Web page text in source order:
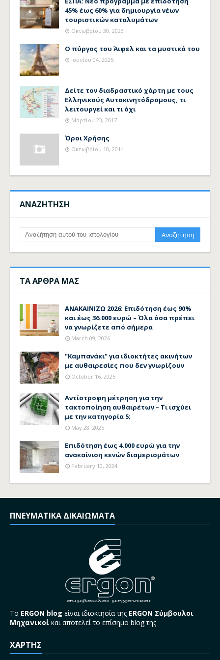
45% έως 60% για δημιουργία νέων
τουριστικών καταλυμάτων
Οκτωβρίου 30, 2023
Ο πύργος του Άιφελ και τα μυστικά του
Ιουνίου 04, 2025
Δείτε τον διαδραστικό χάρτη με τους
Ελληνικούς Αυτοκινητόδρομους, τι
λειτουργεί και τι όχι
Μαρτίου 23, 2017
Όροι Χρήσης
Οκτωβρίου 10, 2014
ΑΝΑΖΗΤΗΣΗ
ΤΑ ΑΡΘΡΑ ΜΑΣ
ΑΝΑΚΑΙΝΙΖΩ 2026: Επιδότηση έως 90%
και έως 36.000 ευρώ – Όλα όσα πρέπει
να γνωρίζετε από σήμερα
March 09, 2026
"Καμπανάκι" για ιδιοκτήτες ακινήτων
με αυθαιρεσίες που δεν γνωρίζουν
October 16, 2025
Αντίστροφη μέτρηση για την
τακτοποίηση αυθαιρέτων – Τι ισχύει
με την κατηγορία 5;
May 28, 2025
Επιδότηση έως 4.000 ευρώ για την
ανακαίνιση κενών διαμερισμάτων
February 10, 2024
ΠΝΕΥΜΑΤΙΚΑ ΔΙΚΑΙΩΜΑΤΑ
Το ERGON blog είναι ιδιοκτησία της ERGON Σύμβουλοι
Μηχανικοί και αποτελεί το επίσημο blog της
ΧΑΡΤΗΣ